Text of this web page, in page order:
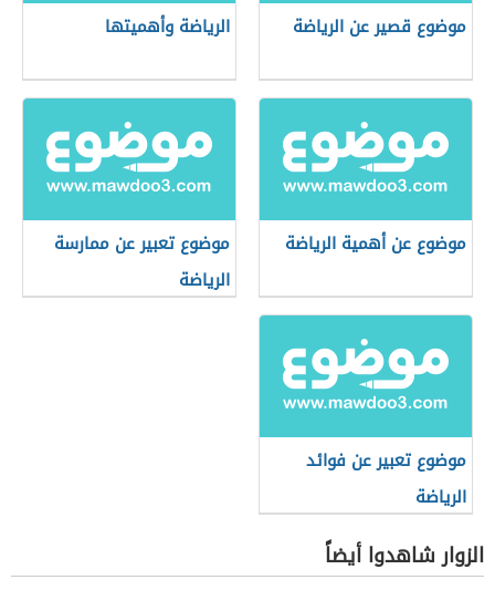
موضوع قصير عن الرياضة الرياضة وأهميتها
موضوع عن أهمية الرياضة
موضوع تعبير عن ممارسة
الرياضة
موضوع تعبير عن فوائد
الرياضة
الزوار شاهدوا أيضاً